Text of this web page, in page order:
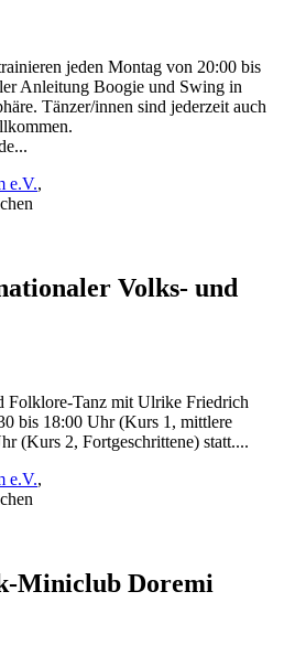
jeden Montag von 20:00 bis
Anleitung Boogie und Swing in
Tänzer/innen sind jederzeit auch
e.V.,
Volks- und
Folklore-Tanz mit Ulrike Friedrich
bis 18:00 Uhr (Kurs 1, mittlere
(Kurs 2, Fortgeschrittene) statt....
e.V.,
Miniclub Doremi